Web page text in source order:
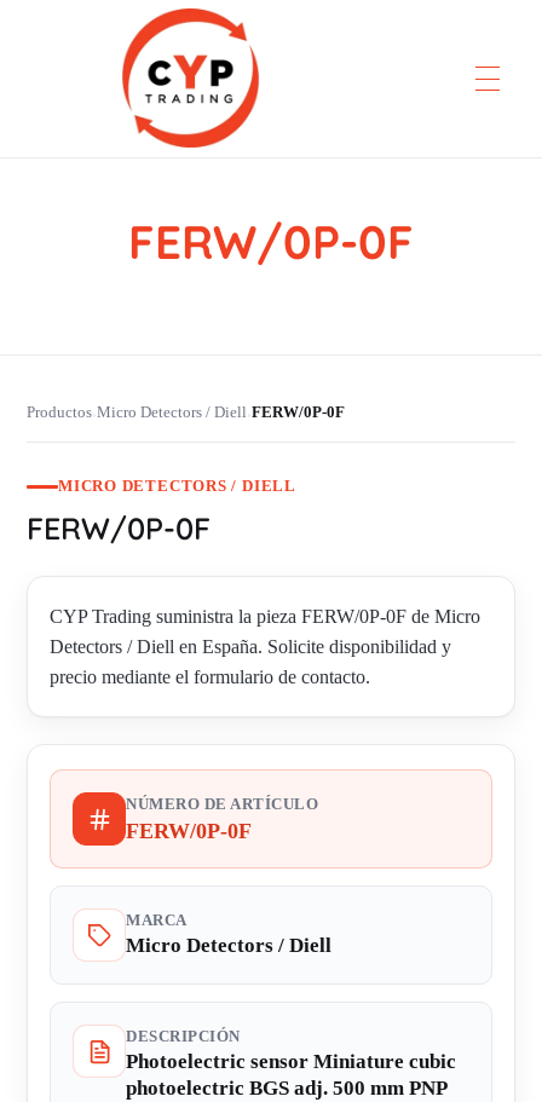
CYP Trading
Professionelle Ersatzteilbeschaffung
FERW/0P-0F
Productos›Micro Detectors / Diell›FERW/0P-0F
MICRO DETECTORS / DIELL
FERW/0P-0F
CYP Trading suministra la pieza FERW/0P-0F de Micro
Detectors / Diell en España. Solicite disponibilidad y
precio mediante el formulario de contacto.
NÚMERO DE ARTÍCULO
FERW/0P-0F
MARCA
Micro Detectors / Diell
DESCRIPCIÓN
Photoelectric sensor Miniature cubic
photoelectric BGS adj. 500 mm PNP